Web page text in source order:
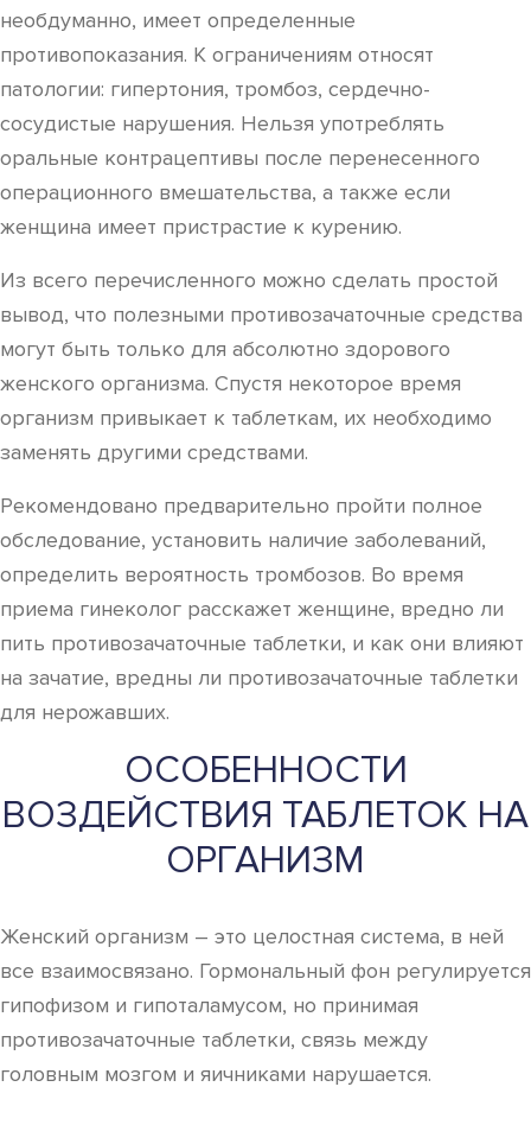
необдуманно, имеет определенные
противопоказания. К ограничениям относят
патологии: гипертония, тромбоз, сердечно-
сосудистые нарушения. Нельзя употреблять
оральные контрацептивы после перенесенного
операционного вмешательства, а также если
женщина имеет пристрастие к курению.
Из всего перечисленного можно сделать простой
вывод, что полезными противозачаточные средства
могут быть только для абсолютно здорового
женского организма. Спустя некоторое время
организм привыкает к таблеткам, их необходимо
заменять другими средствами.
Рекомендовано предварительно пройти полное
обследование, установить наличие заболеваний,
определить вероятность тромбозов. Во время
приема гинеколог расскажет женщине, вредно ли
пить противозачаточные таблетки, и как они влияют
на зачатие, вредны ли противозачаточные таблетки
для нерожавших.
ОСОБЕННОСТИ
ВОЗДЕЙСТВИЯ ТАБЛЕТОК НА
ОРГАНИЗМ
Женский организм – это целостная система, в ней
все взаимосвязано. Гормональный фон регулируется
гипофизом и гипоталамусом, но принимая
противозачаточные таблетки, связь между
головным мозгом и яичниками нарушается.